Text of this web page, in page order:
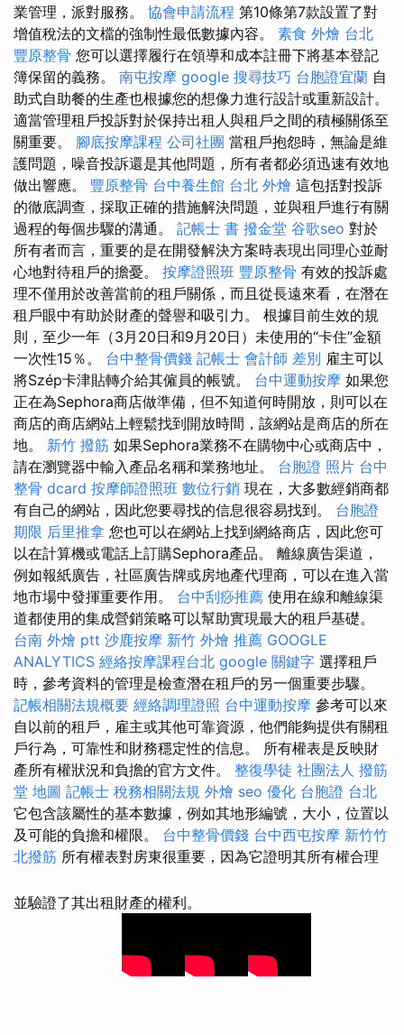
業管理，派對服務。 協會申請流程 第10條第7款設置了對
增值稅法的文檔的強制性最低數據內容。 素食 外燴 台北
豐原整骨 您可以選擇履行在領導和成本註冊下將基本登記
簿保留的義務。 南屯按摩 google 搜尋技巧 台胞證宜蘭 自
助式自助餐的生產也根據您的想像力進行設計或重新設計。
適當管理租戶投訴對於保持出租人與租戶之間的積極關係至
關重要。 腳底按摩課程 公司社團 當租戶抱怨時，無論是維
護問題，噪音投訴還是其他問題，所有者都必須迅速有效地
做出響應。 豐原整骨 台中養生館 台北 外燴 這包括對投訴
的徹底調查，採取正確的措施解決問題，並與租戶進行有關
過程的每個步驟的溝通。 記帳士 書 撥金堂 谷歌seo 對於
所有者而言，重要的是在開發解決方案時表現出同理心並耐
心地對待租戶的擔憂。 按摩證照班 豐原整骨 有效的投訴處
理不僅用於改善當前的租戶關係，而且從長遠來看，在潛在
租戶眼中有助於財產的聲譽和吸引力。 根據目前生效的規
則，至少一年（3月20日和9月20日）未使用的“卡​​住”金額
一次性15％。 台中整骨價錢 記帳士 會計師 差別 雇主可以
將Szép卡津貼轉介給其僱員的帳號。 台中運動按摩 如果您
正在為Sephora商店做準備，但不知道何時開放，則可以在
商店的商店網站上輕鬆找到開放時間，該網站是商店的所在
地。 新竹 撥筋 如果Sephora業務不在購物中心或商店中，
請在瀏覽器中輸入產品名稱和業務地址。 台胞證 照片 台中
整骨 dcard 按摩師證照班 數位行銷 現在，大多數經銷商都
有自己的網站，因此您要尋找的信息很容易找到。 台胞證
期限 后里推拿 您也可以在網站上找到網絡商店，因此您可
以在計算機或電話上訂購Sephora產品。 離線廣告渠道，
例如報紙廣告，社區廣告牌或房地產代理商，可以在進入當
地市場中發揮重要作用。 台中刮痧推薦 使用在線和離線渠
道都使用的集成營銷策略可以幫助實現最大的租戶基礎。
台南 外燴 ptt 沙鹿按摩 新竹 外燴 推薦 GOOGLE
ANALYTICS 經絡按摩課程台北 google 關鍵字 選擇租戶
時，參考資料的管理是檢查潛在租戶的另一個重要步驟。
記帳相關法規概要 經絡調理證照 台中運動按摩 參考可以來
自以前的租戶，雇主或其他可靠資源，他們能夠提供有關租
戶行為，可靠性和財務穩定性的信息。 所有權表是反映財
產所有權狀況和負擔的官方文件。 整復學徒 社團法人 撥筋
堂 地圖 記帳士 稅務相關法規 外燴 seo 優化 台胞證 台北
它包含該屬性的基本數據，例如其地形編號，大小，位置以
及可能的負擔和權限。 台中整骨價錢 台中西屯按摩 新竹竹
北撥筋 所有權表對房東很重要，因為它證明其所有權合理
並驗證了其出租財產的權利。